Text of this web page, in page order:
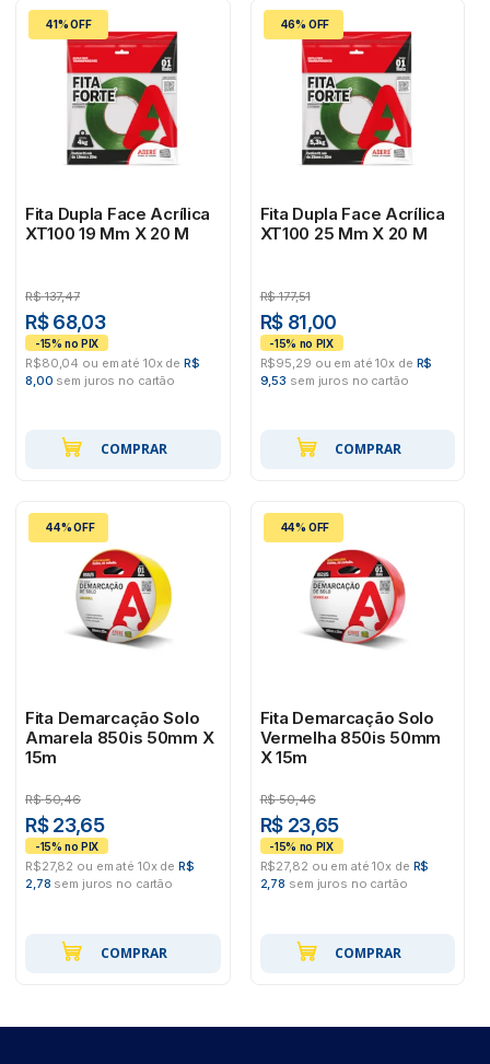
41% OFF
Fita Dupla Face Acrílica
XT100 19 Mm X 20 M
R$ 137,47
R$ 68,03
R$80,04 ou em até 10x de R$
8,00 sem juros no cartão
COMPRAR
46% OFF
Fita Dupla Face Acrílica
XT100 25 Mm X 20 M
R$ 177,51
R$ 81,00
R$95,29 ou em até 10x de R$
9,53 sem juros no cartão
COMPRAR
44% OFF
Fita Demarcação Solo
Amarela 850is 50mm X
15m
R$ 50,46
R$ 23,65
R$27,82 ou em até 10x de R$
2,78 sem juros no cartão
COMPRAR
44% OFF
Fita Demarcação Solo
Vermelha 850is 50mm
X 15m
R$ 50,46
R$ 23,65
R$27,82 ou em até 10x de R$
2,78 sem juros no cartão
COMPRAR